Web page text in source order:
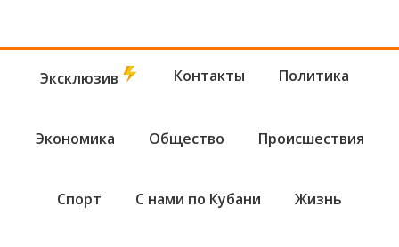
Эксклюзив Контакты Политика
Экономика Общество Происшествия
Спорт С нами по Кубани Жизнь